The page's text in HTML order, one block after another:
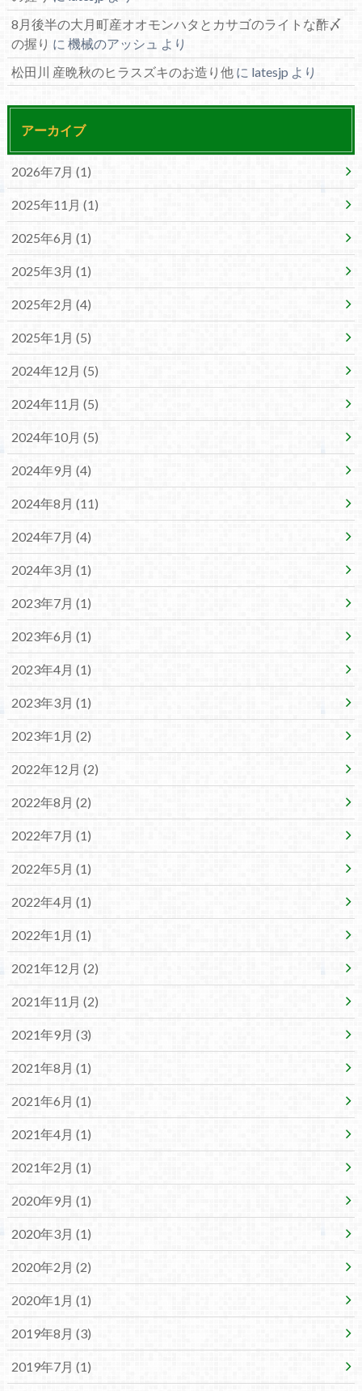
8月後半の大月町産オオモンハタとカサゴのライトな酢〆
の握り に 機械のアッシュ より
松田川 産晩秋のヒラスズキのお造り他 に latesjp より
アーカイブ
2026年7月 (1)
2025年11月 (1)
2025年6月 (1)
2025年3月 (1)
2025年2月 (4)
2025年1月 (5)
2024年12月 (5)
2024年11月 (5)
2024年10月 (5)
2024年9月 (4)
2024年8月 (11)
2024年7月 (4)
2024年3月 (1)
2023年7月 (1)
2023年6月 (1)
2023年4月 (1)
2023年3月 (1)
2023年1月 (2)
2022年12月 (2)
2022年8月 (2)
2022年7月 (1)
2022年5月 (1)
2022年4月 (1)
2022年1月 (1)
2021年12月 (2)
2021年11月 (2)
2021年9月 (3)
2021年8月 (1)
2021年6月 (1)
2021年4月 (1)
2021年2月 (1)
2020年9月 (1)
2020年3月 (1)
2020年2月 (2)
2020年1月 (1)
2019年8月 (3)
2019年7月 (1)